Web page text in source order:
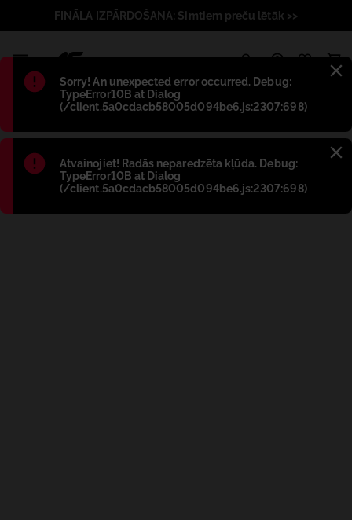
Błąd:
Sorry! An unexpected error occurred. Debug:
TypeError10B at Dialog
(/client.5a0cdacb58005d094be6.js:2307:698)
Błąd:
Atvainojiet! Radās neparedzēta kļūda. Debug:
TypeError10B at Dialog
(/client.5a0cdacb58005d094be6.js:2307:698)
FINĀLA IZPĀRDOŠANA: Simtiem preču lētāk >>